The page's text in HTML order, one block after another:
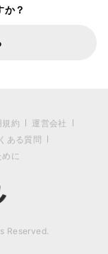
か？
規約
運営会社
ある質問
に
Reserved.